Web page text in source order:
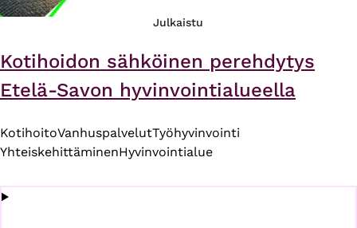
Julkaistu
Kotihoidon sähköinen perehdytys
Etelä-Savon hyvinvointialueella
KotihoitoVanhuspalvelutTyöhyvinvointi
YhteiskehittäminenHyvinvointialue